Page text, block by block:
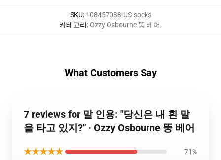
SKU: 108457088-US-socks
카테고리:Ozzy Osbourne 뚱 베어,
What Customers Say
7 reviews for 말 인용: "당신은 내 흰 말
을 타고 있지?" · Ozzy Osbourne 뚱 베어
★★★★★ 71%